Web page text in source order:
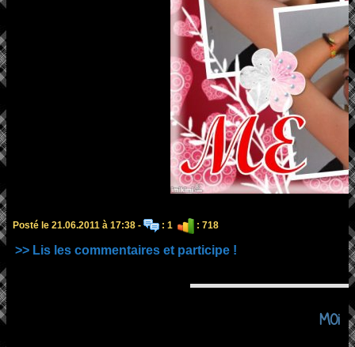
Posté le 21.06.2011 à 17:38 - : 1 : 718
>> Lis les commentaires et participe !
MOi